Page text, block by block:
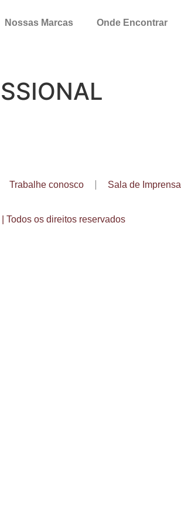
Nossas Marcas Onde Encontrar
Trabalhe conosco Sala de Imprensa
Todos os direitos reservados